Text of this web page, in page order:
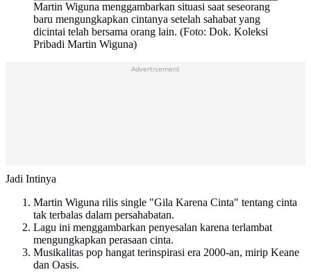
Martin Wiguna menggambarkan situasi saat seseorang
baru mengungkapkan cintanya setelah sahabat yang
dicintai telah bersama orang lain. (Foto: Dok. Koleksi
Pribadi Martin Wiguna)
Advertisement
Jadi Intinya
Martin Wiguna rilis single "Gila Karena Cinta" tentang cinta
tak terbalas dalam persahabatan.
Lagu ini menggambarkan penyesalan karena terlambat
mengungkapkan perasaan cinta.
Musikalitas pop hangat terinspirasi era 2000-an, mirip Keane
dan Oasis.